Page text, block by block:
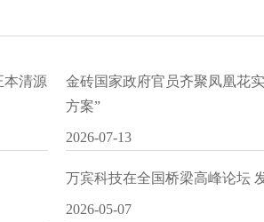
本清源
金砖国家政府官员齐聚凤凰花
方案”
2026-07-13
万宾科技在全国桥梁高峰论坛
2026-05-07